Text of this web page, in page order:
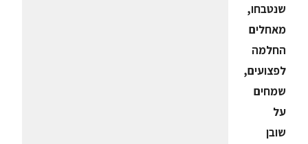
שנטבחו,
מאחלים
החלמה
לפצועים,
שמחים
על
שובן